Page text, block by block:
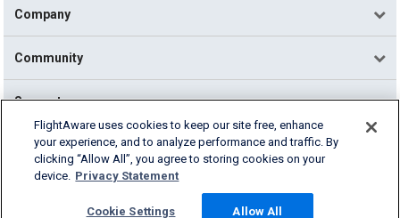
Company
Community
Support
English (USA)
2026 FlightAware
Cookie Settings
FlightAware uses cookies to keep our site free, enhance
your experience, and to analyze performance and traffic. By
clicking “Allow All”, you agree to storing cookies on your
device. Privacy Statement
Cookie Settings Allow All